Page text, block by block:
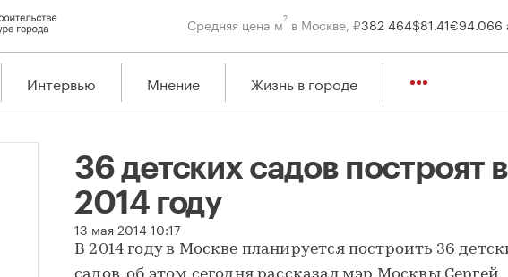
Средняя цена м2 в Москве, ₽382 464$81.41€94.066
Интервью Мнение Жизнь в городе
36 детских садов построят в
2014 году
13 мая 2014 10:17
36 детских садов построят в 2014 году
В 2014 году в Москве планируется построить 36